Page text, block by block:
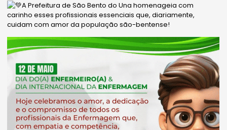
A Prefeitura de São Bento do Una homenageia com
carinho esses profissionais essenciais que, diariamente,
cuidam com amor da população são-bentense!